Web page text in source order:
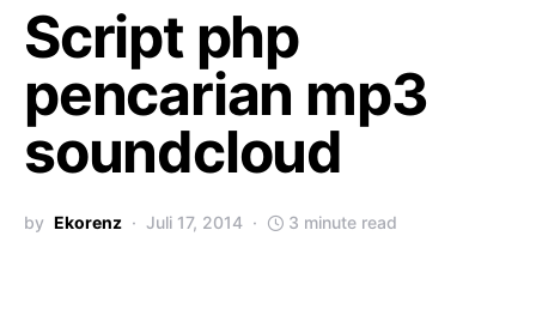
Script php
pencarian mp3
soundcloud
by Ekorenz Juli 17, 2014 3 minute read